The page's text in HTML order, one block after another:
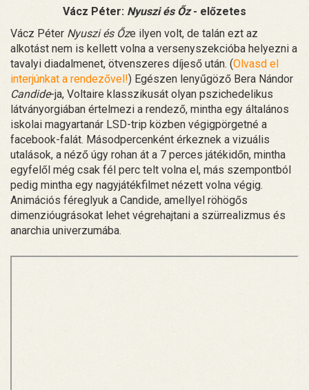
Vácz Péter: Nyuszi és Őz- előzetes
Vácz Péter Nyuszi és Őze ilyen volt, de talán ezt az
alkotást nem is kellett volna a versenyszekcióba helyezni a
tavalyi diadalmenet, ötvenszeres díjeső után. (Olvasd el
interjúnkat a rendezővel!) Egészen lenyűgöző Bera Nándor
Candide-ja, Voltaire klasszikusát olyan pszichedelikus
látványorgiában értelmezi a rendező, mintha egy általános
iskolai magyartanár LSD-trip közben végigpörgetné a
facebook-falát. Másodpercenként érkeznek a vizuális
utalások, a néző úgy rohan át a 7 perces játékidőn, mintha
egyfelől még csak fél perc telt volna el, más szempontból
pedig mintha egy nagyjátékfilmet nézett volna végig.
Animációs féreglyuk a Candide, amellyel röhögős
dimenzióugrásokat lehet végrehajtani a szürrealizmus és
anarchia univerzumába.